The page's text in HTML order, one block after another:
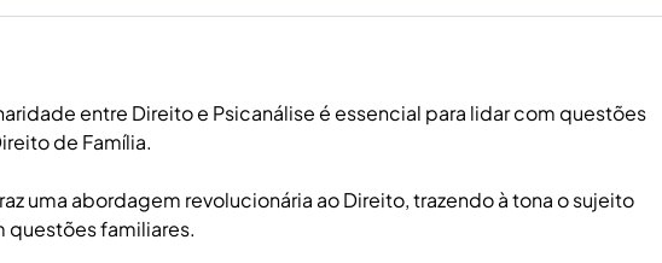
entre Direito e Psicanálise é essencial para lidar com questões
de Família.
uma abordagem revolucionária ao Direito, trazendo à tona o sujeito
questões familiares.